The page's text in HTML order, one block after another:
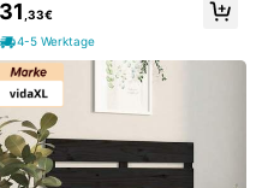
lergen, Ultra atmungsaktiv
82 ,01€
31 ,33€
4-5 Werktage